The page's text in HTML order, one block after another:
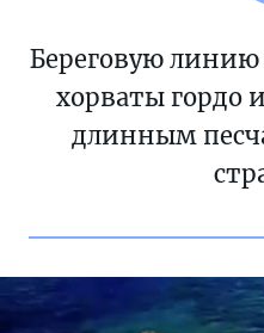
Береговую линию
хорваты
длинным